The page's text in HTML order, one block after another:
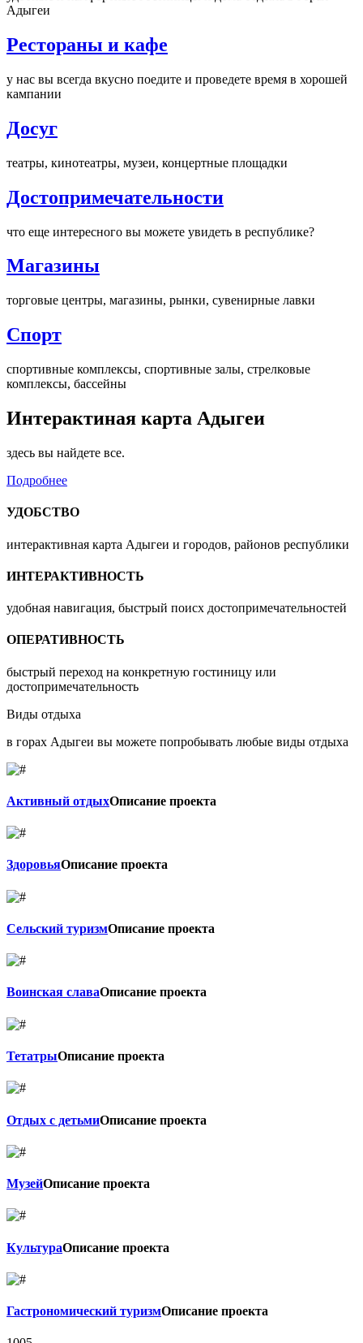
Адыгеи
Рестораны и кафе
у нас вы всегда вкусно поедите и проведете время в хорошей
кампании
Досуг
театры, кинотеатры, музеи, концертные площадки
Достопримечательности
что еще интересного вы можете увидеть в республике?
Магазины
торговые центры, магазины, рынки, сувенирные лавки
Спорт
спортивные комплексы, спортивные залы, стрелковые
комплексы, бассейны
Интерактиная карта Адыгеи
здесь вы найдете все.
Подробнее
УДОБСТВО
интерактивная карта Адыгеи и городов, районов республики
ИНТЕРАКТИВНОСТЬ
удобная навигация, быстрый поисх достопримечательностей
ОПЕРАТИВНОСТЬ
быстрый переход на конкретную гостиницу или
достопримечательность
Виды отдыха
в горах Адыгеи вы можете попробывать любые виды отдыха
Активный отдыхОписание проекта
ЗдоровьяОписание проекта
Сельский туризмОписание проекта
Воинская славаОписание проекта
ТетатрыОписание проекта
Отдых с детьмиОписание проекта
МузейОписание проекта
КультураОписание проекта
Гастрономический туризмОписание проекта